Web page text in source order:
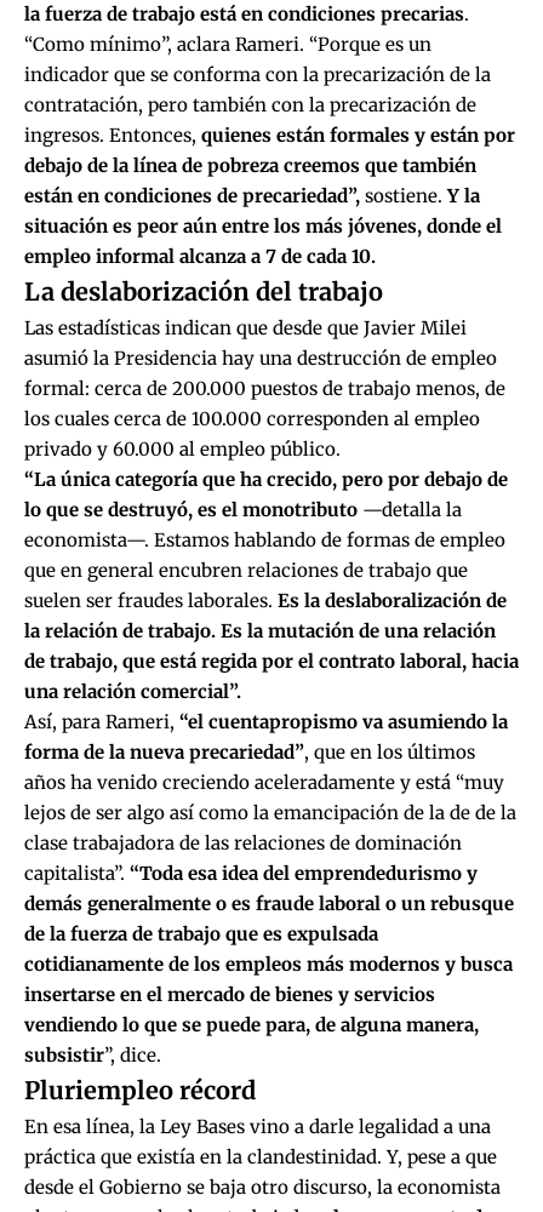
la fuerza de trabajo está en condiciones precarias.
“Como mínimo”, aclara Rameri. “Porque es un
indicador que se conforma con la precarización de la
contratación, pero también con la precarización de
ingresos. Entonces, quienes están formales y están por
debajo de la línea de pobreza creemos que también
están en condiciones de precariedad”, sostiene.Y la
situación es peor aún entre los más jóvenes, donde el
empleo informal alcanza a 7 de cada 10.
La deslaborización del trabajo
Las estadísticas indican que desde que Javier Milei
asumió la Presidencia hay una destrucción de empleo
formal: cerca de 200.000 puestos de trabajo menos, de
los cuales cerca de 100.000 corresponden al empleo
privado y 60.000 al empleo público.
“La única categoría que ha crecido, pero por debajo de
lo que se destruyó, es el monotributo —detalla la
economista—. Estamos hablando de formas de empleo
que en general encubren relaciones de trabajo que
suelen ser fraudes laborales. Es la deslaboralización de
la relación de trabajo. Es la mutación de una relación
de trabajo, que está regida por el contrato laboral, hacia
una relación comercial”.
Así, para Rameri, “el cuentapropismo va asumiendo la
forma de la nueva precariedad”, que en los últimos
años ha venido creciendo aceleradamente y está “muy
lejos de ser algo así como la emancipación de la de de la
clase trabajadora de las relaciones de dominación
capitalista”. “Toda esa idea del emprendedurismo y
demás generalmente o es fraude laboral o un rebusque
de la fuerza de trabajo que es expulsada
cotidianamente de los empleos más modernos y busca
insertarse en el mercado de bienes y servicios
vendiendo lo que se puede para, de alguna manera,
subsistir”, dice.
Pluriempleo récord
En esa línea, la Ley Bases vino a darle legalidad a una
práctica que existía en la clandestinidad. Y, pese a que
desde el Gobierno se baja otro discurso, la economista